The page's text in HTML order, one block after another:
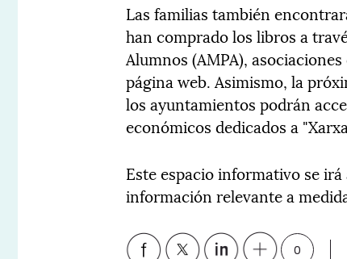
Las familias también
han comprado los libros a
Alumnos (AMPA),
página web. Asimismo, la
los ayuntamientos podrán
económicos dedicados a
Este espacio informativo se
información relevante a
0